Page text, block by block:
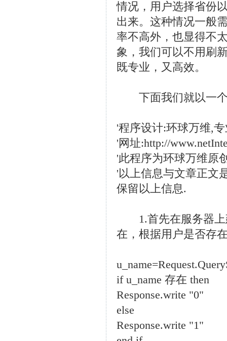
情况，用户选择省份
出来。这种情况一般
率不高外，也显得不
象，我们可以不用刷
既专业，又高效。
下面我们就以一个
'程序设计:环球万维,
'网址:http://
'此程序为环球万维原
'以上信息与文章正文
保留以上信息.
1.首先在服务器上
在，根据用户是否存
if u_name 存在 then
Response.write "0"
else
Response.write "1"